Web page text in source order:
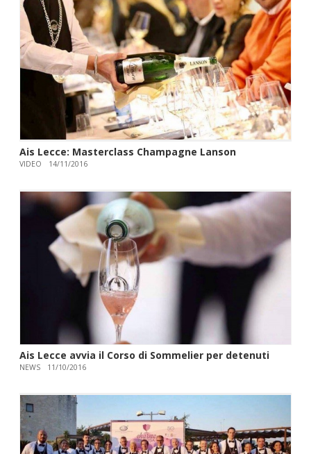
Ais Lecce: Masterclass Champagne Lanson
VIDEO 14/11/2016
Ais Lecce avvia il Corso di Sommelier per detenuti
NEWS 11/10/2016